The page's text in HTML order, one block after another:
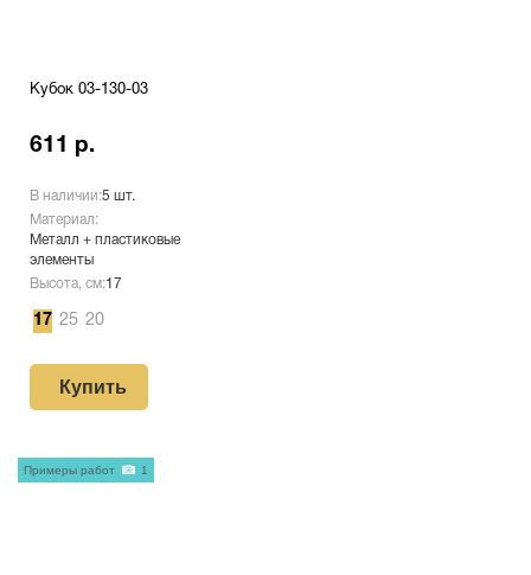
Кубок 03-130-03
611 р.
В наличии:5 шт.
Материал:
Металл + пластиковые
элементы
Высота, см:17
17 25 20
Купить
Примеры работ 1